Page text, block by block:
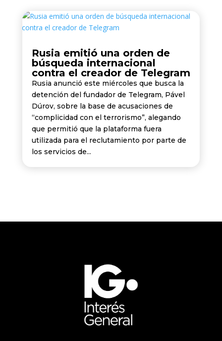
Rusia emitió una orden de
búsqueda internacional
contra el creador de Telegram
Rusia anunció este miércoles que busca la
detención del fundador de Telegram, Pável
Dúrov, sobre la base de acusaciones de
“complicidad con el terrorismo”, alegando
que permitió que la plataforma fuera
utilizada para el reclutamiento por parte de
los servicios de...